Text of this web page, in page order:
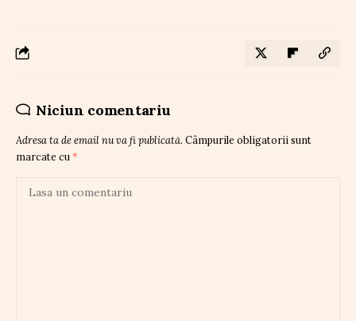
Niciun comentariu
Adresa ta de email nu va fi publicată. Câmpurile obligatorii sunt
marcate cu*